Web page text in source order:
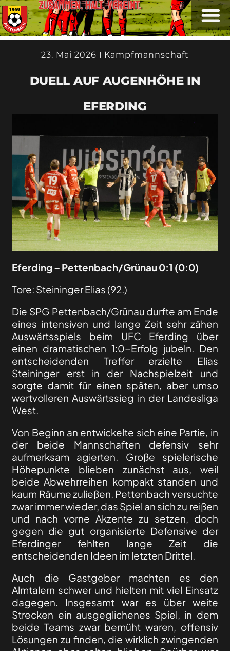
ZUSAMMEN. HALT. VEREINT.
23. Mai 2026 Kampfmannschaft
DUELL AUF AUGENHÖHE IN
EFERDING
Eferding– Pettenbach/Grünau0:1 (0:0)
Tore: Steininger Elias (92.)
Die SPG Pettenbach/Grünau durfte am Ende
eines intensiven und lange Zeit sehr zähen
Auswärtsspiels beim UFC Eferding über
einen dramatischen 1:0-Erfolg jubeln. Den
entscheidenden Treffer erzielte Elias
Steininger erst in der Nachspielzeit und
sorgte damit für einen späten, aber umso
wertvolleren Auswärtssieg in der Landesliga
West.
Von Beginn an entwickelte sich eine Partie, in
der beide Mannschaften defensiv sehr
aufmerksam agierten. Große spielerische
Höhepunkte blieben zunächst aus, weil
beide Abwehrreihen kompakt standen und
kaum Räume zuließen. Pettenbach versuchte
zwar immer wieder, das Spiel an sich zu reißen
und nach vorne Akzente zu setzen, doch
gegen die gut organisierte Defensive der
Eferdinger fehlten lange Zeit die
entscheidenden Ideen im letzten Drittel.
Auch die Gastgeber machten es den
Almtalern schwer und hielten mit viel Einsatz
dagegen. Insgesamt war es über weite
Strecken ein ausgeglichenes Spiel, in dem
beide Teams zwar bemüht waren, offensiv
Lösungen zu finden, die wirklich zwingenden